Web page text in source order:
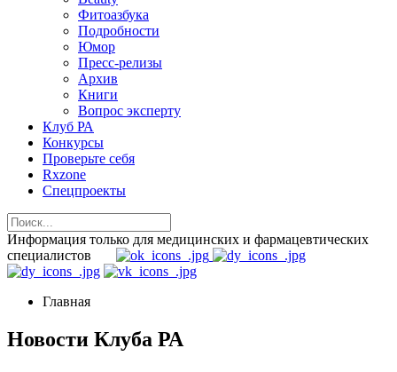
Фитоазбука
Подробности
Юмор
Пресс-релизы
Архив
Книги
Вопрос эксперту
Клуб РА
Конкурсы
Проверьте себя
Rxzone
Спецпроекты
Информация только для медицинских и фармацевтических
специалистов
Главная
Новости Клуба РА